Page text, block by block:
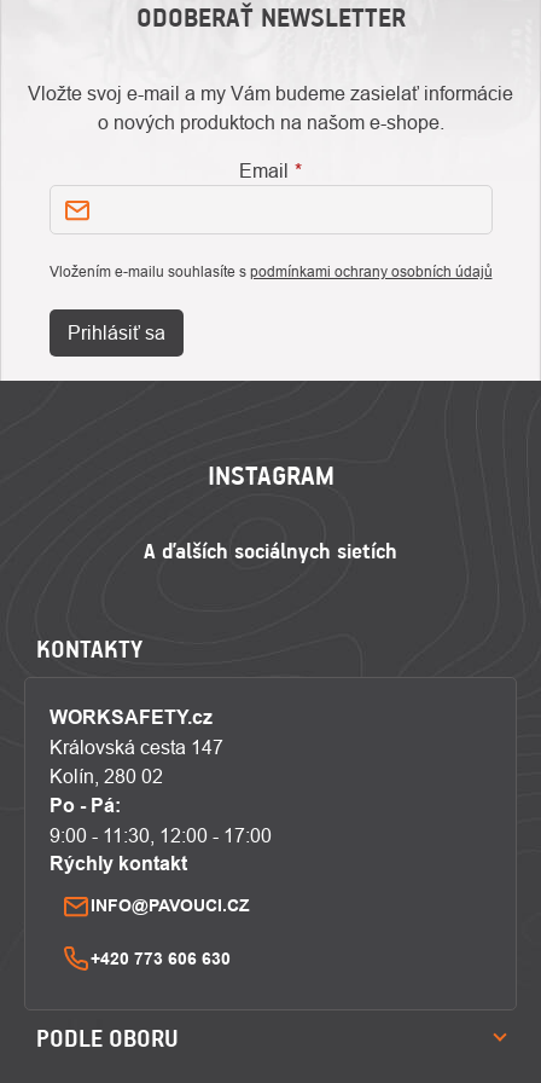
ODOBERAŤ NEWSLETTER
Vložte svoj e-mail a my Vám budeme zasielať informácie
o nových produktoch na našom e-shope.
Email
Vložením e-mailu souhlasíte s podmínkami ochrany osobních údajů
Prihlásiť sa
INSTAGRAM
KONTAKTY
WORKSAFETY.cz
Královská cesta 147
Kolín, 280 02
Po - Pá:
9:00 - 11:30, 12:00 - 17:00
Rýchly kontakt
INFO@PAVOUCI.CZ
+420 773 606 630
PODLE OBORU